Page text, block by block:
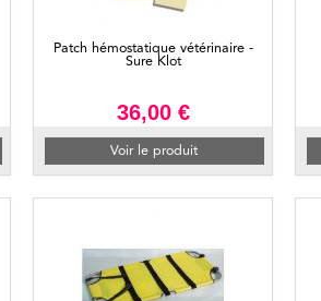
Patch hémostatique vétérinaire -
Sure Klot
36,00 €
Voir le produit